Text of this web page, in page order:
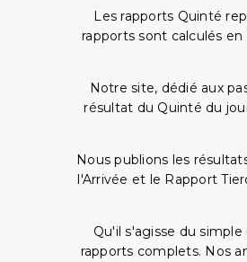
Les rapports Quinté
rapports sont calculés
Notre site, dédié aux
résultat du Quinté du
Nous publions les
l'Arrivée et le Rapport
Qu'il s'agisse du
rapports complets. Nos